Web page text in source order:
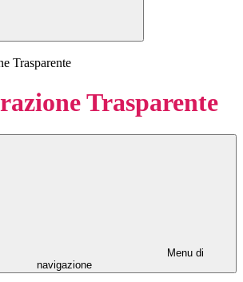
Trasparente
Trasparente
Menu di
navigazione